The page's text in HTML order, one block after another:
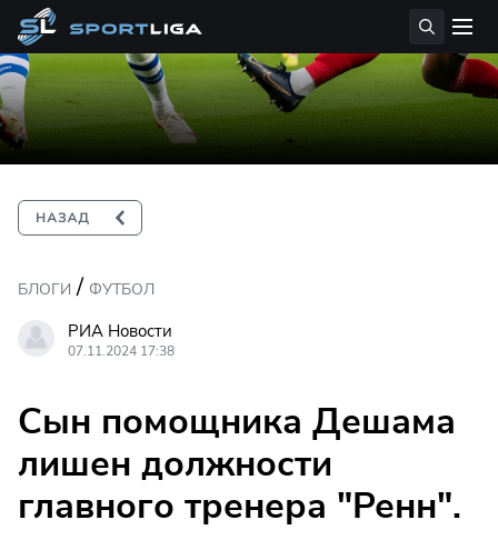
БЛОГИ / ФУТБОЛ
РИА Новости
07.11.2024 17:38
Сын помощника Дешама
лишен должности
главного тренера "Ренн".